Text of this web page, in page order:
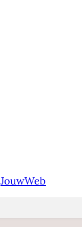
JouwWeb